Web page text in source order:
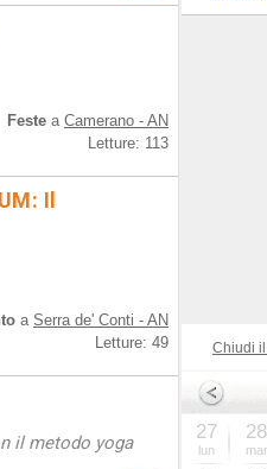
Feste a Camerano - AN
Letture: 113
Il
a Serra de' Conti - AN
Letture: 49
il metodo yoga
Chiudi
27
lun
28
mar